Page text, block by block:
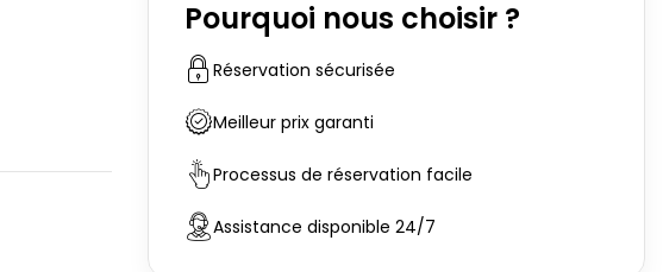
Pourquoi nous choisir ?
Réservation sécurisée
Meilleur prix garanti
Processus de réservation facile
Assistance disponible 24/7